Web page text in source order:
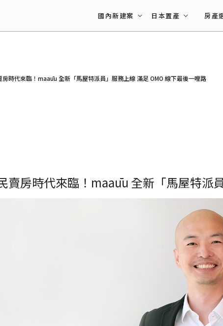
國內新建案 日本置產 房產
房時代來臨！maaūu 全新「馬屋特派員」服務上線 滿足 OMO 線下最後一哩路
賣房時代來臨！maaūu 全新「馬屋特派